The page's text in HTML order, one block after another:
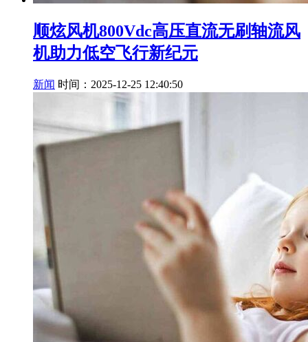
顺炫风机800Vdc高压直流无刷轴流风
机助力低空飞行新纪元
新闻 时间：2025-12-25 12:40:50